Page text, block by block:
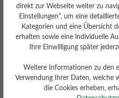
Bewertung
Keine Bewertungen
mit anderen.
direkt zur Webseite weiter zu
Einstellungen“, um eine
Kategorien und eine Übersicht
erhalten sowie eine individuelle
Ihre Einwilligung später
Weitere Informationen zu den
Verwendung Ihrer Daten, welche
die Cookies erheben,